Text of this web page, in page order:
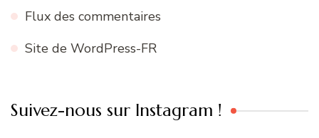
Flux des commentaires
Site de WordPress-FR
Suivez-nous sur Instagram !